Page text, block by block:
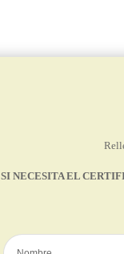
SI NECESITA EL